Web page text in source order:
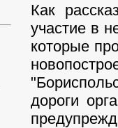
Как
участие в
которые
дороги